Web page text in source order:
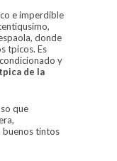
e imperdible
donde
tpicos. Es
y
de la
que
buenos tintos